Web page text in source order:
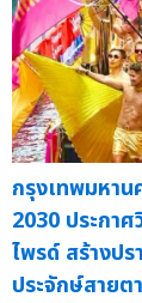
กรุงเทพมหา
2030 ประกา
ไพรด์ สร้างป
ประจักษ์สายต